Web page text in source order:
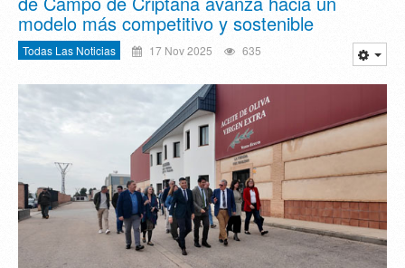
modelo más competitivo y sostenible
Todas Las Noticias 17 Nov 2025 635